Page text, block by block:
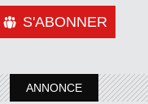
S'ABONNER
ANNONCE